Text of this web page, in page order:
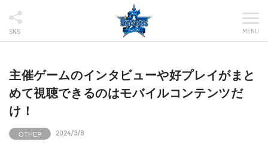
SNS MENU
主催ゲームのインタビューや好プレイがまと
めて視聴できるのはモバイルコンテンツだ
け！
OTHER 2024/3/8